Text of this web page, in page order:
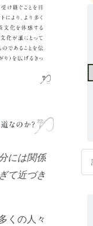
には関係
て近づき
くの人々